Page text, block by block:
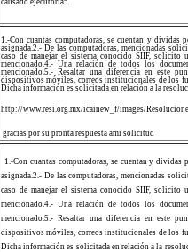
causado ejecutoria“.
1.-Con cuantas computadoras, se cuentan y dividas
asignada.2.- De las computadoras, mencionadas
caso de manejar el sistema conocido SIIF,
mencionado.4.- Una relación de todos los
mencionado.5.- Resaltar una diferencia en este
dispositivos móviles, correos institucionales de los
Dicha información es solicitada en relación a la
http://www.resi.org.mx/icainew_f/images/
gracias por su pronta respuesta ami solicitud
1.-Con cuantas computadoras, se cuentan y
asignada.2.- De las computadoras, mencionadas
caso de manejar el sistema conocido SIIF,
mencionado.4.- Una relación de todos los
mencionado.5.- Resaltar una diferencia en este
dispositivos móviles, correos institucionales de los
Dicha información es solicitada en relación a la